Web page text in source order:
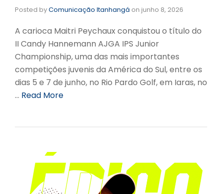
Posted byComunicação Itanhangá on junho 8, 2026
A carioca Maitri Peychaux conquistou o título do
II Candy Hannemann AJGA IPS Junior
Championship, uma das mais importantes
competições juvenis da América do Sul, entre os
dias 5 e 7 de junho, no Rio Pardo Golf, em Iaras, no
… Read More